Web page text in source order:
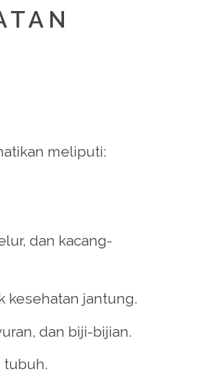
meliputi:
dan kacang-
kesehatan jantung.
dan biji-bijian.
tubuh.